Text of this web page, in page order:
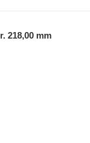
218,00 mm